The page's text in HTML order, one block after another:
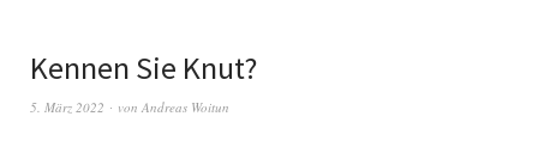
Kennen Sie Knut?
5. März 2022 von Andreas Woitun